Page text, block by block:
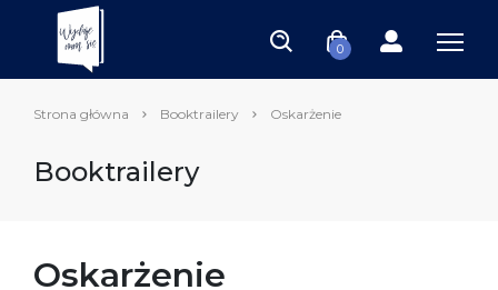
0
Strona główna Booktrailery Oskarżenie
Booktrailery
Oskarżenie